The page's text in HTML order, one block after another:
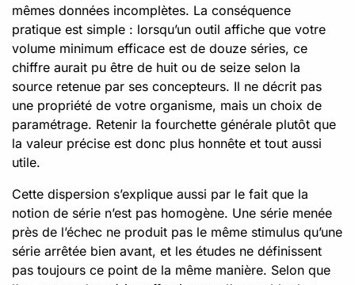
mêmes données incomplètes. La conséquence
pratique est simple : lorsqu’un outil affiche que votre
volume minimum efficace est de douze séries, ce
chiffre aurait pu être de huit ou de seize selon la
source retenue par ses concepteurs. Il ne décrit pas
une propriété de votre organisme, mais un choix de
paramétrage. Retenir la fourchette générale plutôt que
la valeur précise est donc plus honnête et tout aussi
utile.
Cette dispersion s’explique aussi par le fait que la
notion de série n’est pas homogène. Une série menée
près de l’échec ne produit pas le même stimulus qu’une
série arrêtée bien avant, et les études ne définissent
pas toujours ce point de la même manière. Selon que